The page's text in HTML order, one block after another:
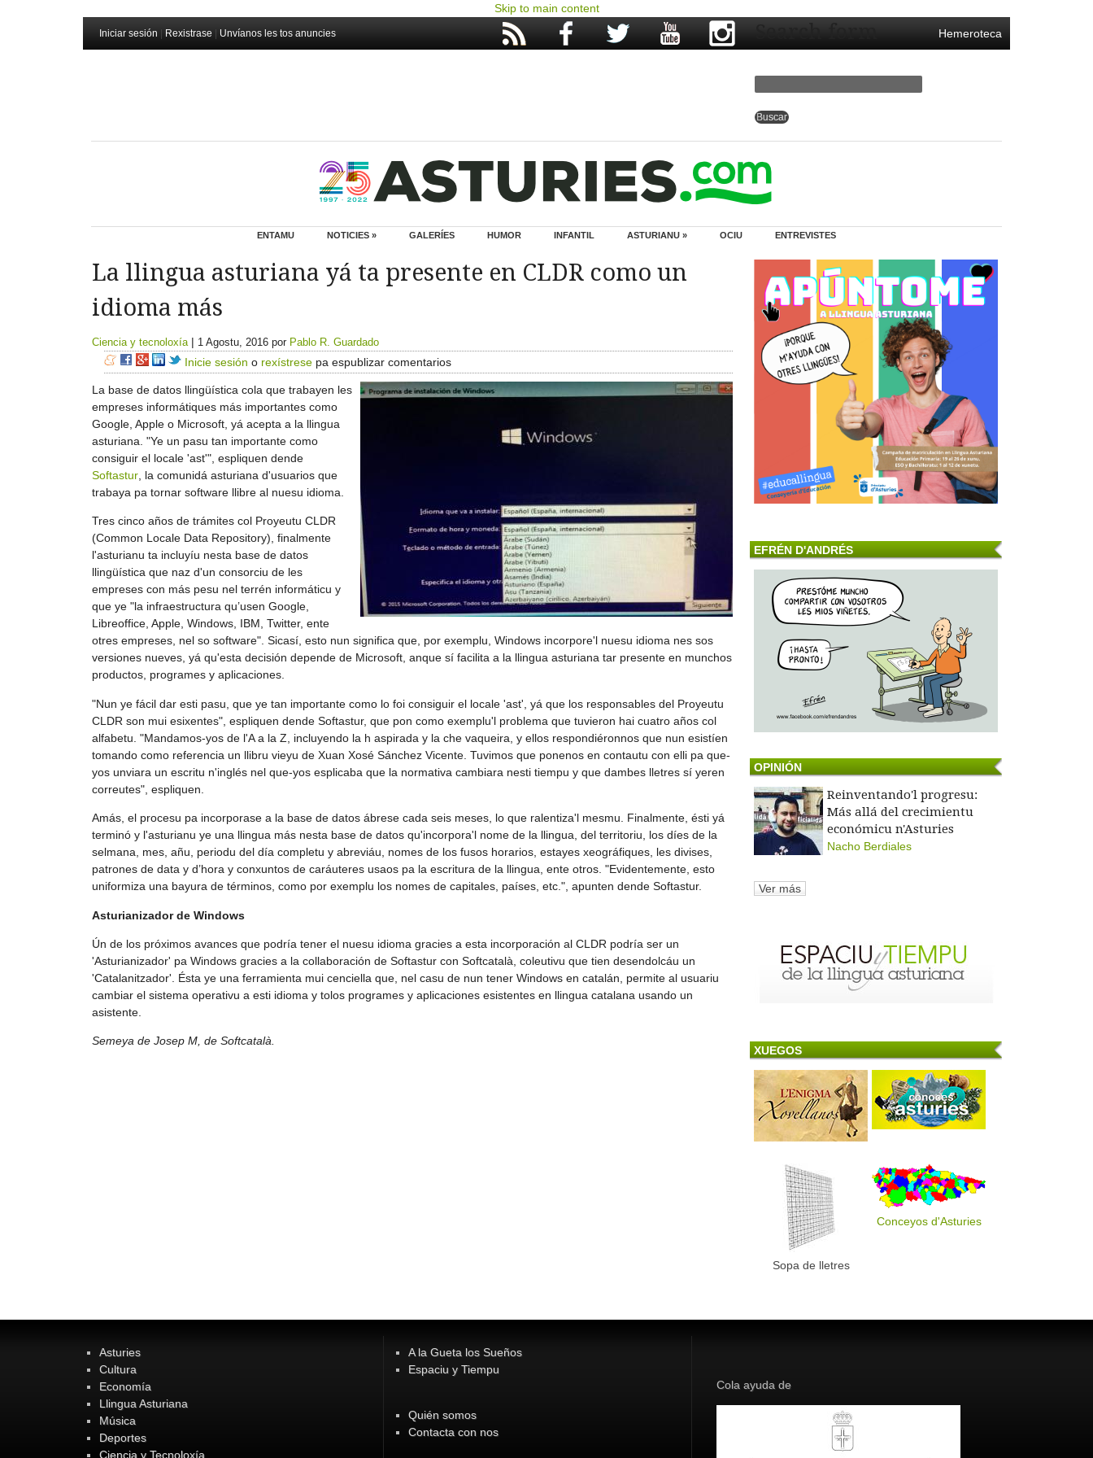
Skip to main content
Iniciar sesión Rexistrase Unvíanos les tos anuncies Hemeroteca
Search form
ENTAMU NOTICIES » GALERÍES HUMOR INFANTIL ASTURIANU » OCIU ENTREVISTES
La llingua asturiana yá ta presente en CLDR como un
idioma más
Ciencia y tecnoloxía | 1 Agostu, 2016 por Pablo R. Guardado
Inicie sesión o rexístrese pa espublizar comentarios
La base de datos llingüística cola que trabayen les
empreses informátiques más importantes como
Google, Apple o Microsoft, yá acepta a la llingua
asturiana. "Ye un pasu tan importante como
consiguir el locale 'ast'", espliquen dende
Softastur , la comunidá asturiana d'usuarios que
trabaya pa tornar software llibre al nuesu idioma.
Tres cinco años de trámites col Proyeutu CLDR
(Common Locale Data Repository), finalmente
l'asturianu ta incluyíu nesta base de datos
llingüística que naz d'un consorciu de les
empreses con más pesu nel terrén informáticu y
que ye "la infraestructura qu’usen Google,
Libreoffice, Apple, Windows, IBM, Twitter, ente
otres empreses, nel so software". Sicasí, esto nun significa que, por exemplu, Windows incorpore'l nuesu idioma nes sos
versiones nueves, yá qu'esta decisión depende de Microsoft, anque sí facilita a la llingua asturiana tar presente en munchos
productos, programes y aplicaciones.
"Nun ye fácil dar esti pasu, que ye tan importante como lo foi consiguir el locale 'ast', yá que los responsables del Proyeutu
CLDR son mui esixentes", espliquen dende Softastur, que pon como exemplu'l problema que tuvieron hai cuatro años col
alfabetu. "Mandamos-yos de l'A a la Z, incluyendo la h aspirada y la che vaqueira, y ellos respondiéronnos que nun esistíen
tomando como referencia un llibru vieyu de Xuan Xosé Sánchez Vicente. Tuvimos que ponenos en contautu con elli pa que-
yos unviara un escritu n'inglés nel que-yos esplicaba que la normativa cambiara nesti tiempu y que dambes lletres sí yeren
correutes", espliquen.
Amás, el procesu pa incorporase a la base de datos ábrese cada seis meses, lo que ralentiza'l mesmu. Finalmente, ésti yá
terminó y l'asturianu ye una llingua más nesta base de datos qu'incorpora'l nome de la llingua, del territoriu, los díes de la
selmana, mes, añu, periodu del día completu y abreviáu, nomes de los fusos horarios, estayes xeográfiques, les divises,
patrones de data y d’hora y conxuntos de caráuteres usaos pa la escritura de la llingua, ente otros. "Evidentemente, esto
uniformiza una bayura de términos, como por exemplu los nomes de capitales, países, etc.", apunten dende Softastur.
Asturianizador de Windows
Ún de los próximos avances que podría tener el nuesu idioma gracies a esta incorporación al CLDR podría ser un
'Asturianizador' pa Windows gracies a la collaboración de Softastur con Softcatalà, coleutivu que tien desendolcáu un
'Catalanitzador'. Ésta ye una ferramienta mui cenciella que, nel casu de nun tener Windows en catalán, permite al usuariu
cambiar el sistema operativu a esti idioma y tolos programes y aplicaciones esistentes en llingua catalana usando un
asistente.
Semeya de Josep M, de Softcatalà.
EFRÉN D'ANDRÉS
OPINIÓN
Reinventando'l progresu:
Más allá del crecimientu
económicu n'Asturies
Nacho Berdiales
Ver más
XUEGOS
Sopa de lletres
Conceyos d'Asturies
Asturies
Cultura
Economía
Llingua Asturiana
Música
Deportes
Ciencia y Tecnoloxía
A la Gueta los Sueños
Espaciu y Tiempu
Quién somos
Contacta con nos
Cola ayuda de